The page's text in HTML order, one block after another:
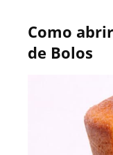
Como
de Bolos